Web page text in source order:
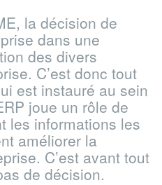
la décision de
dans une
des divers
C’est donc tout
est instauré au sein
joue un rôle de
les informations les
améliorer la
C’est avant tout
de décision.